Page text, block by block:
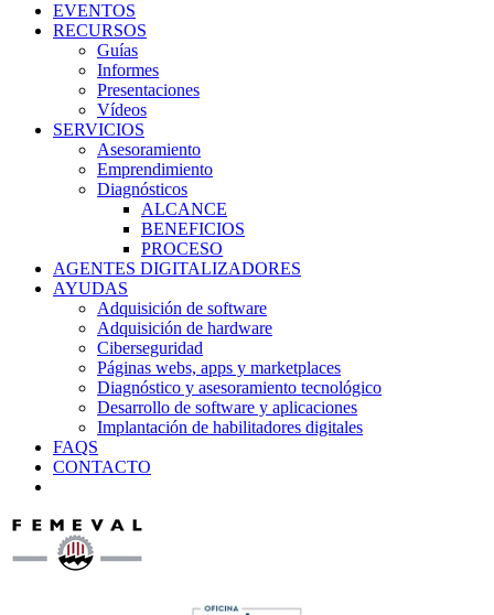
EVENTOS
RECURSOS
Guías
Informes
Presentaciones
Vídeos
SERVICIOS
Asesoramiento
Emprendimiento
Diagnósticos
ALCANCE
BENEFICIOS
PROCESO
AGENTES DIGITALIZADORES
AYUDAS
Adquisición de software
Adquisición de hardware
Ciberseguridad
Páginas webs, apps y marketplaces
Diagnóstico y asesoramiento tecnológico
Desarrollo de software y aplicaciones
Implantación de habilitadores digitales
FAQS
CONTACTO